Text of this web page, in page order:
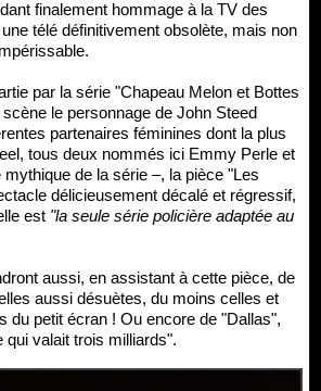
finalement hommage à la TV des
télé définitivement obsolète, mais non
par la série "Chapeau Melon et Bottes
le personnage de John Steed
partenaires féminines dont la plus
tous deux nommés ici Emmy Perle et
de la série –, la pièce "Les
délicieusement décalé et régressif,
est "la seule série policière adaptée au
aussi, en assistant à cette pièce, de
aussi désuètes, du moins celles et
du petit écran ! Ou encore de "Dallas",
valait trois milliards".